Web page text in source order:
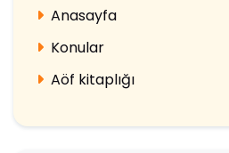
Anasayfa
Konular
Aöf kitaplığı